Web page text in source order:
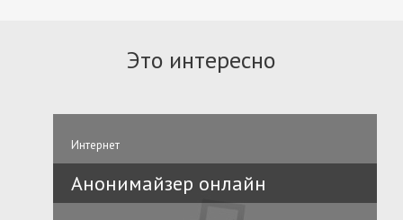
Это интересно
Интернет
Анонимайзер онлайн